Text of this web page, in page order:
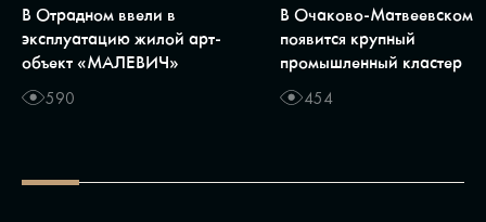
В Отрадном ввели в
эксплуатацию жилой арт-
объект «МАЛЕВИЧ»
590
В Очаково-Матвеевском
появится крупный
промышленный кластер
454